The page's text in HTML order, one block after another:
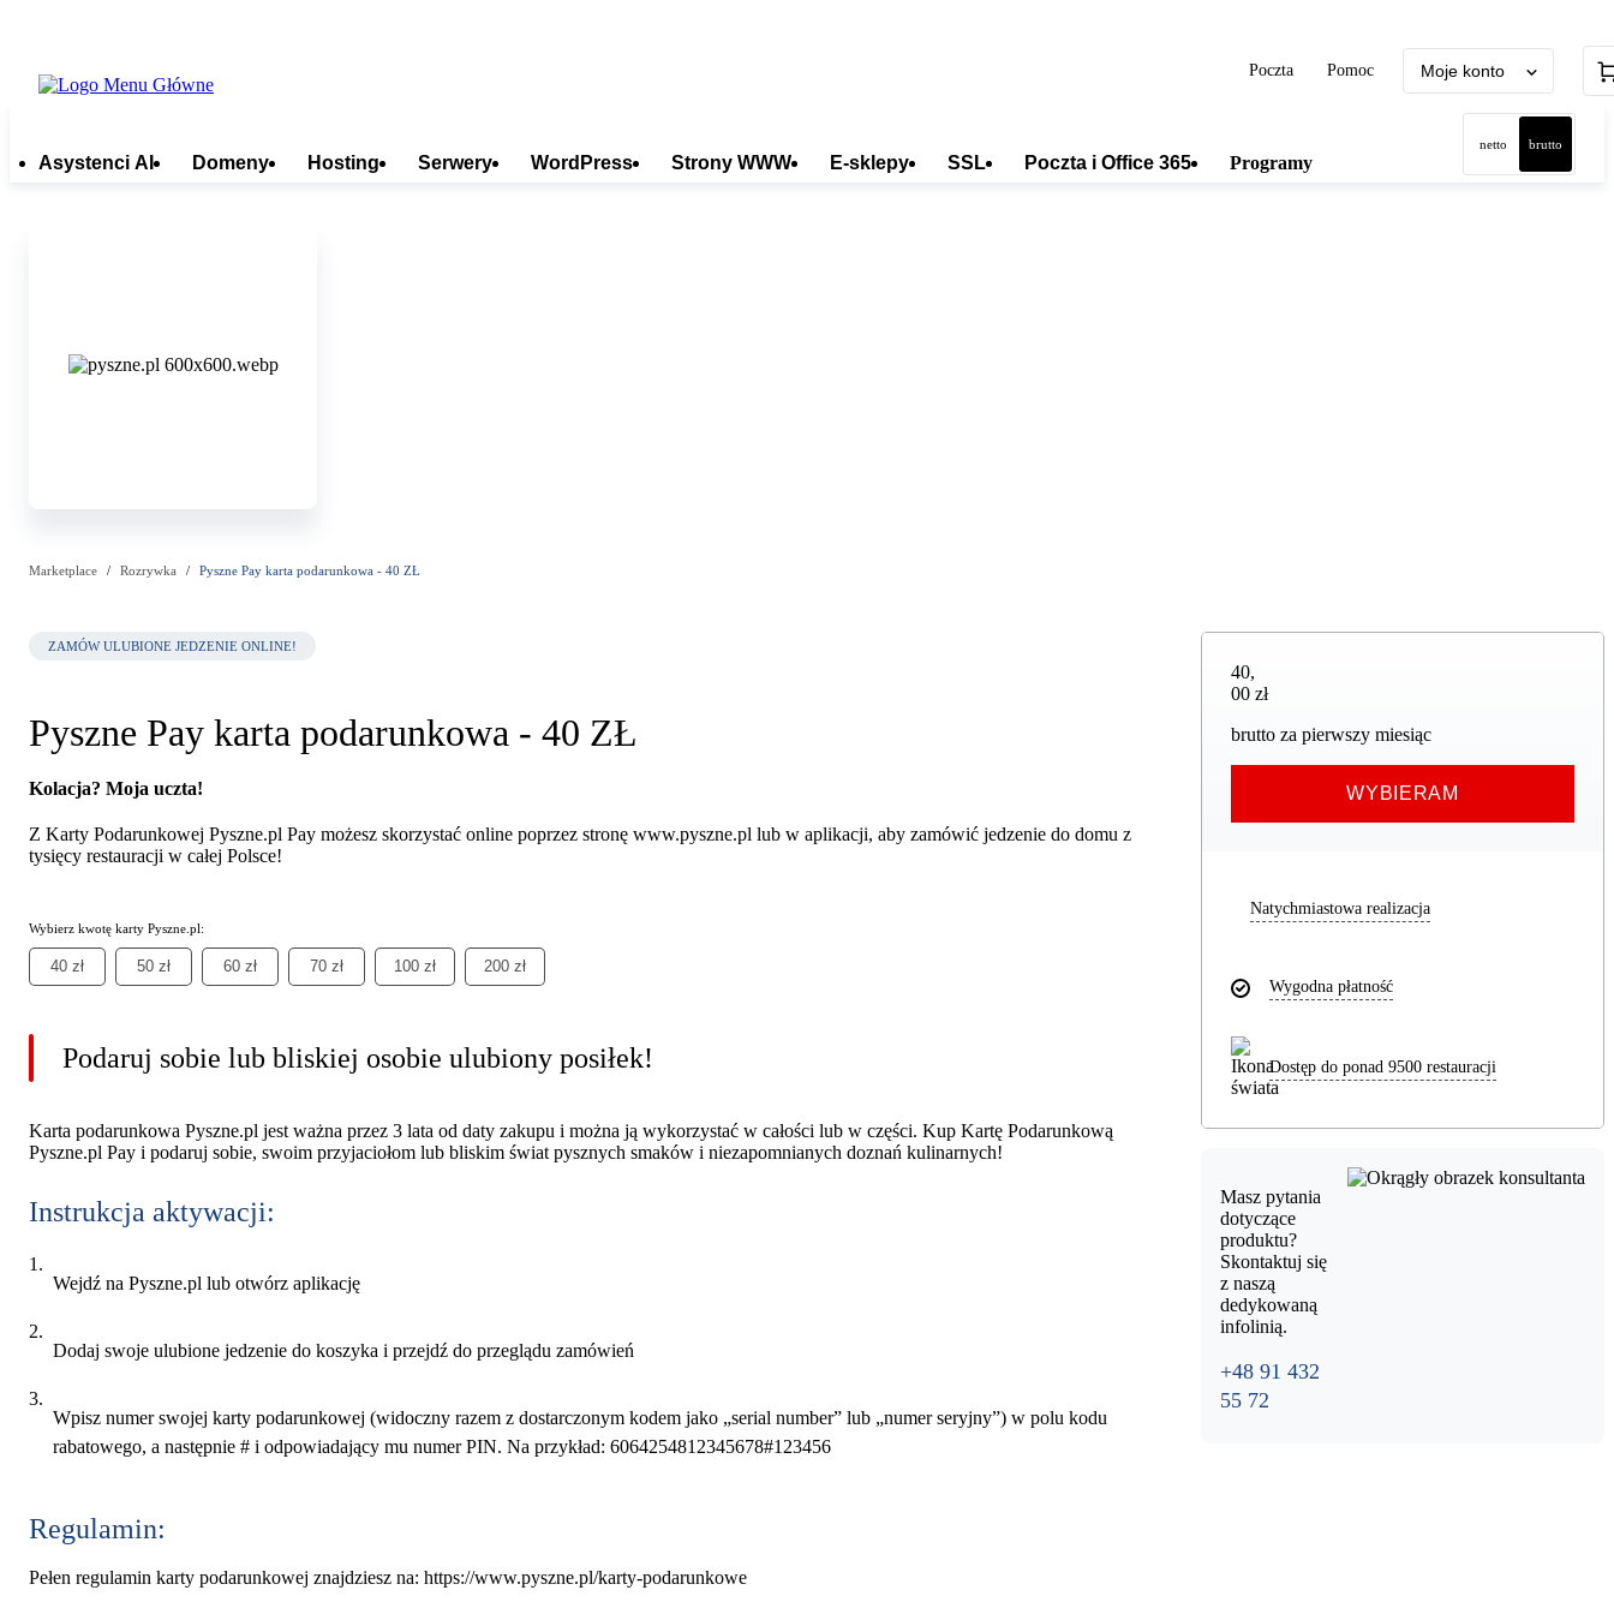
Poczta Pomoc Moje konto
Asystenci AI Domeny Hosting Serwery WordPress Strony WWW E-sklepy SSL Poczta i Office 365 Programy
netto brutto
Marketplace Rozrywka Pyszne Pay karta podarunkowa - 40 ZŁ
ZAMÓW ULUBIONE JEDZENIE ONLINE!
Pyszne Pay karta podarunkowa - 40 ZŁ
Kolacja? Moja uczta!
Z Karty Podarunkowej Pyszne.pl Pay możesz skorzystać online poprzez stronę www.pyszne.pl lub w aplikacji, aby zamówić jedzenie do domu z
tysięcy restauracji w całej Polsce!
Wybierz kwotę karty Pyszne.pl:
40 zł 50 zł 60 zł 70 zł 100 zł 200 zł
Podaruj sobie lub bliskiej osobie ulubiony posiłek!
Karta podarunkowa Pyszne.pl jest ważna przez 3 lata od daty zakupu i można ją wykorzystać w całości lub w części. Kup Kartę Podarunkową
Pyszne.pl Pay i podaruj sobie, swoim przyjaciołom lub bliskim świat pysznych smaków i niezapomnianych doznań kulinarnych!
Instrukcja aktywacji:
Wejdź na Pyszne.pl lub otwórz aplikację
Dodaj swoje ulubione jedzenie do koszyka i przejdź do przeglądu zamówień
Wpisz numer swojej karty podarunkowej (widoczny razem z dostarczonym kodem jako „serial number” lub „numer seryjny”) w polu kodu
rabatowego, a następnie # i odpowiadający mu numer PIN. Na przykład: 6064254812345678#123456
Regulamin:
Pełen regulamin karty podarunkowej znajdziesz na: https://www.pyszne.pl/karty-podarunkowe
40,00 zł
40,
00 zł
brutto za pierwszy miesiąc
WYBIERAM
Natychmiastowa realizacja
Wygodna płatność
Dostęp do ponad 9500 restauracji
Masz pytania
dotyczące
produktu?
Skontaktuj się
z naszą
dedykowaną
infolinią.
+48 91 432
55 72